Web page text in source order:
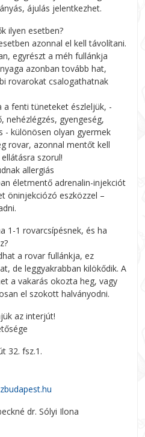
ájulás jelentkezhet.
ilyen esetben?
azonnal el kell távolítani.
egyrészt a méh fullánkja
azonban tovább hat,
rovarokat csalogathatnak
a fenti tüneteket észleljük, -
nehézlégzés, gyengeség,
- különösen olyan gyermek
rovar, azonnal mentőt kell
szorul!
allergiás
életmentő adrenalin-injekciót
öninjekciózó eszközzel –
1-1 rovarcsípésnek, és ha
a rovar fullánkja, ez
de leggyakrabban kilökődik. A
a vakarás okozta heg, vagy
el szokott halványodni.
az interjút!
32. fsz.1.
dr. Sólyi Ilona